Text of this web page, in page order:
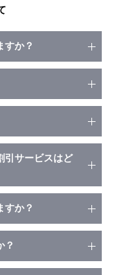
すか？
引サービスはど
すか？
？